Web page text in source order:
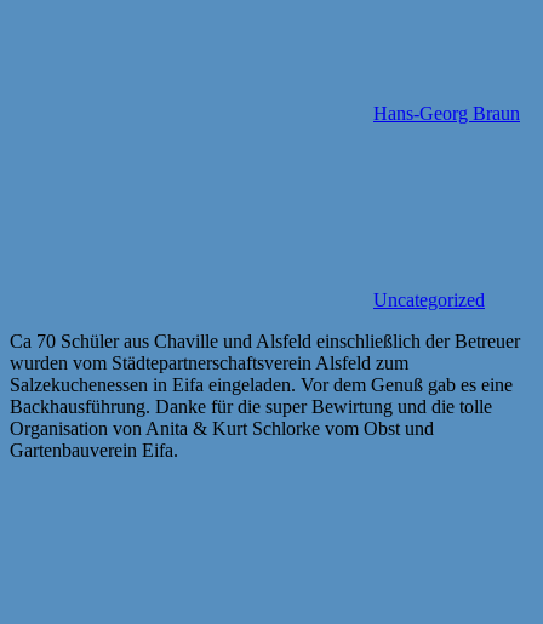
Hans-Georg Braun
Uncategorized
Ca 70 Schüler aus Chaville und Alsfeld einschließlich der Betreuer
wurden vom Städtepartnerschaftsverein Alsfeld zum
Salzekuchenessen in Eifa eingeladen. Vor dem Genuß gab es eine
Backhausführung. Danke für die super Bewirtung und die tolle
Organisation von Anita & Kurt Schlorke vom Obst und
Gartenbauverein Eifa.